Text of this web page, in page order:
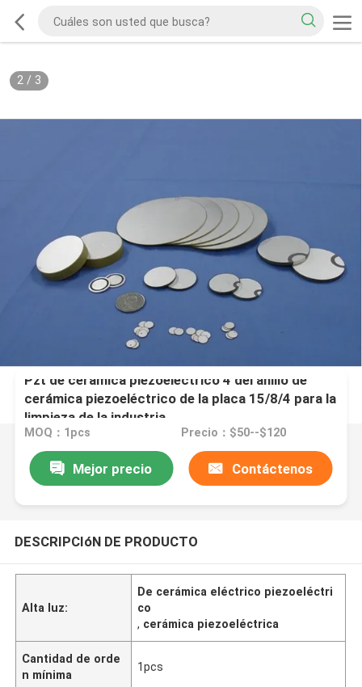
2/ 3
Pzt de cerámica piezoeléctrico 4 del anillo de
cerámica piezoeléctrico de la placa 15/8/4 para la
limpieza de la industria
MOQ：1pcs Precio：$50--$120
Mejor precio Contáctenos
DESCRIPCIóN DE PRODUCTO
Alta luz:
De cerámica eléctrico piezoeléctri
co
, cerámica piezoeléctrica
Cantidad de orde
n mínima
1pcs